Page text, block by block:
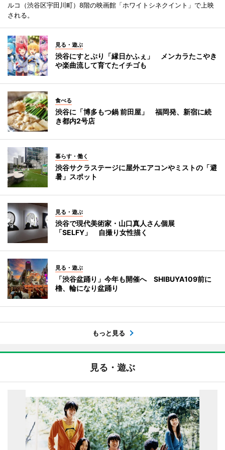
ルコ（渋谷区宇田川町）8階の映画館「ホワイトシネクイント」で上映
される。
見る・遊ぶ
渋谷にすとぷり「縁日かふぇ」 メンカラたこやき
や楽曲流して育てたイチゴも
食べる
渋谷に「博多もつ鍋 前田屋」 福岡発、新宿に続
き都内2号店
暮らす・働く
渋谷サクラステージに屋外エアコンやミストの「避
暑」スポット
見る・遊ぶ
渋谷で現代美術家・山口真人さん個展
「SELFY」 自撮り女性描く
見る・遊ぶ
「渋谷盆踊り」今年も開催へ SHIBUYA109前に
櫓、輪になり盆踊り
もっと見る
見る・遊ぶ